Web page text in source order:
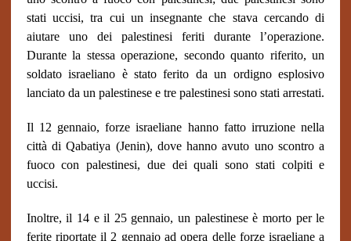
stati uccisi, tra cui un insegnante che stava cercando di
aiutare uno dei palestinesi feriti durante l’operazione.
Durante la stessa operazione, secondo quanto riferito, un
soldato israeliano è stato ferito da un ordigno esplosivo
lanciato da un palestinese e tre palestinesi sono stati arrestati.
Il 12 gennaio, forze israeliane hanno fatto irruzione nella
città di Qabatiya (Jenin), dove hanno avuto uno scontro a
fuoco con palestinesi, due dei quali sono stati colpiti e
uccisi.
Inoltre, il 14 e il 25 gennaio, un palestinese è morto per le
ferite riportate il 2 gennaio ad opera delle forze israeliane a